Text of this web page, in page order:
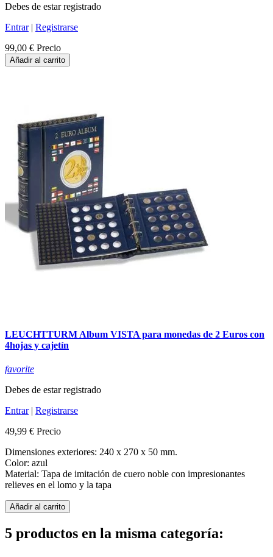
Debes de estar registrado
Entrar| Registrarse
99,00 € Precio
Añadir al carrito
LEUCHTTURM Album VISTA para monedas de 2 Euros con
4hojas y cajetín
favorite
Debes de estar registrado
Entrar| Registrarse
49,99 € Precio
Dimensiones exteriores: 240 x 270 x 50 mm.
Color: azul
Material: Tapa de imitación de cuero noble con impresionantes
relieves en el lomo y la tapa
Añadir al carrito
5 productos en la misma categoría: